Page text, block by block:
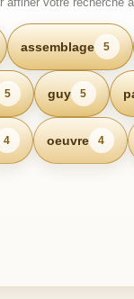
assemblage 5
5 guy 5
4 oeuvre 4